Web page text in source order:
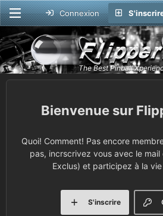
Connexion
Quoi! Comment! Pas encore
pas, incrscrivez vous avec le mail
Exclus) et participez à la
S'inscrire